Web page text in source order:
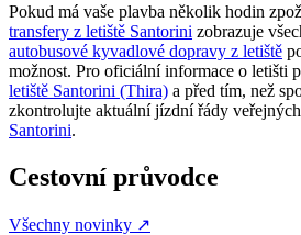
Pokud má vaše plavba několik hodin
transfery z letiště Santorini zobrazuje
autobusové kyvadlové dopravy z letiště
možnost. Pro oficiální informace o letišti
letiště Santorini (Thira) a před tím, než
zkontrolujte aktuální jízdní řády
Santorini.
Cestovní průvodce
Všechny novinky ↗